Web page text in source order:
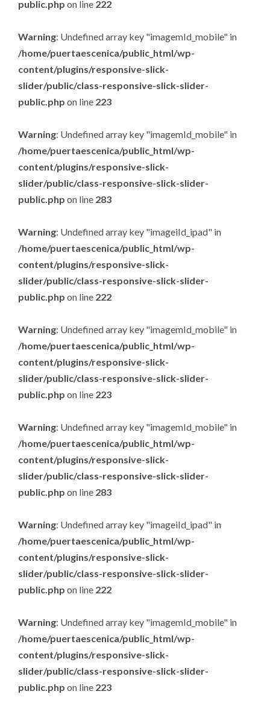
public.php on line 222
Warning: Undefined array key "imagemId_mobile" in
/home/puertaescenica/public_html/wp-
content/plugins/responsive-slick-
slider/public/class-responsive-slick-slider-
public.php on line 223
Warning: Undefined array key "imagemId_mobile" in
/home/puertaescenica/public_html/wp-
content/plugins/responsive-slick-
slider/public/class-responsive-slick-slider-
public.php on line 283
Warning: Undefined array key "imageiId_ipad" in
/home/puertaescenica/public_html/wp-
content/plugins/responsive-slick-
slider/public/class-responsive-slick-slider-
public.php on line 222
Warning: Undefined array key "imagemId_mobile" in
/home/puertaescenica/public_html/wp-
content/plugins/responsive-slick-
slider/public/class-responsive-slick-slider-
public.php on line 223
Warning: Undefined array key "imagemId_mobile" in
/home/puertaescenica/public_html/wp-
content/plugins/responsive-slick-
slider/public/class-responsive-slick-slider-
public.php on line 283
Warning: Undefined array key "imageiId_ipad" in
/home/puertaescenica/public_html/wp-
content/plugins/responsive-slick-
slider/public/class-responsive-slick-slider-
public.php on line 222
Warning: Undefined array key "imagemId_mobile" in
/home/puertaescenica/public_html/wp-
content/plugins/responsive-slick-
slider/public/class-responsive-slick-slider-
public.php on line 223